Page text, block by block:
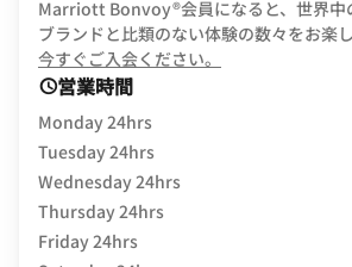
Marriott Bonvoy®会員になると、世界中
ブランドと比類のない体験の数々をお楽
今すぐご入会ください。
営業時間
Monday 24hrs
Tuesday 24hrs
Wednesday 24hrs
Thursday 24hrs
Friday 24hrs